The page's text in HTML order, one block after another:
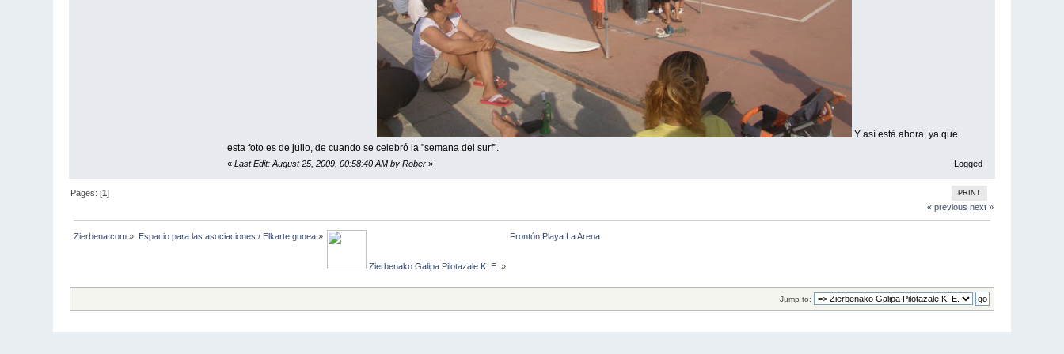
Y así está ahora, ya que
esta foto es de julio, de cuando se celebró la "semana del surf".
« Last Edit: August 25, 2009, 00:58:40 AM by Rober» Logged
PRINT
Pages: [1]
« previous next »
Zierbena.com » Espacio para las asociaciones / Elkarte gunea»
Zierbenako Galipa Pilotazale K. E. »
Frontón Playa La Arena
Jump to: